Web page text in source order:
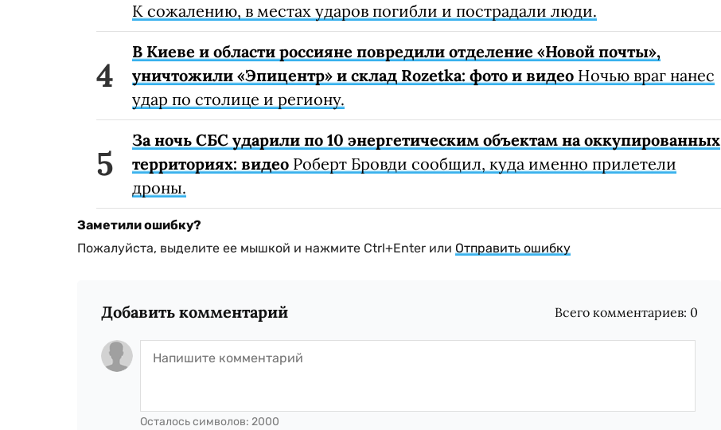
К сожалению, в местах ударов погибли и пострадали люди.
В Киеве и области россияне повредили отделение «Новой почты»,
уничтожили «Эпицентр» и склад Rozetka: фото и видео Ночью враг нанес
удар по столице и региону.
За ночь СБС ударили по 10 энергетическим объектам на оккупированных
территориях: видео Роберт Бровди сообщил, куда именно прилетели
дроны.
Заметили ошибку?
Пожалуйста, выделите ее мышкой и нажмите Ctrl+Enter или Отправить ошибку
Добавить комментарий Всего комментариев: 0
Осталось символов: 2000